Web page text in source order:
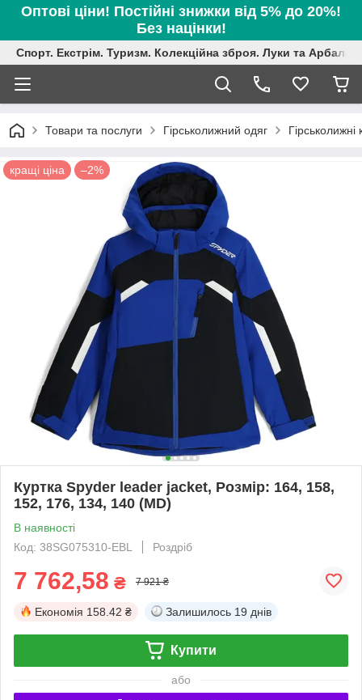
Оптові ціни! Постійні знижки від 5% до 20%!
Без націнки!
Спорт. Екстрім. Туризм. Колекційна зброя. Луки та
Товари та послуги Гірськолижний одяг
кращі ціна –2%
Куртка Spyder leader jacket, Розмір: 164, 158,
152, 176, 134, 140 (MD)
В наявності
Код: 38SG075310-EBL
Роздріб
7 762,58 ₴ 7 921 ₴
Економія 158.42 ₴ Залишилось 19 днів
Купити
або